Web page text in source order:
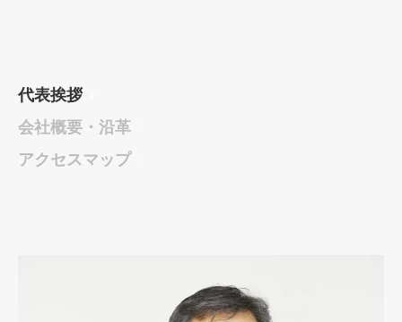
代表挨拶
会社概要・沿革
アクセスマップ